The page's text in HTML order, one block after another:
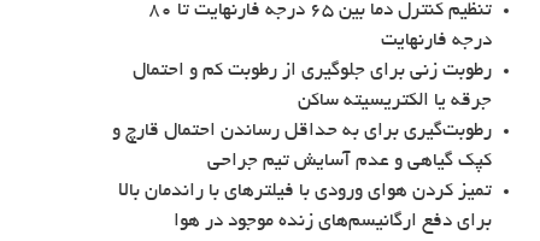
تنظیم کنترل دما بین ۶۵ درجه فارنهایت تا ۸۰
درجه فارنهایت
رطوبت زنی برای جلوگیری از رطوبت کم و احتمال
جرقه یا الکتریسیته ساکن
رطوبت‌گیری برای به حداقل رساندن احتمال قارچ و
کپک گیاهی و عدم آسایش تیم جراحی
تمیز کردن هوای ورودی با فیلترهای با راندمان بالا
برای دفع ارگانیسم‌های زنده موجود در هوا